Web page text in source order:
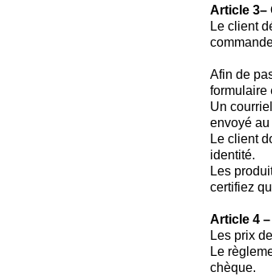
Article 3–
Le client
Afin de
formulaire
Un
envoyé
Le client
identité.
Les
certifiez
Article 4
Les prix
Le
chèque.